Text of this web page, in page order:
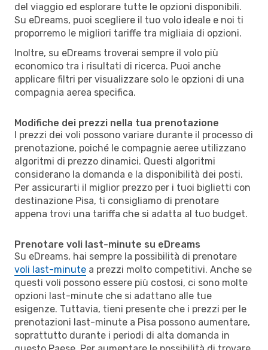
del viaggio ed esplorare tutte le opzioni disponibili.
Su eDreams, puoi scegliere il tuo volo ideale e noi ti
proporremo le migliori tariffe tra migliaia di opzioni.
Inoltre, su eDreams troverai sempre il volo più
economico tra i risultati di ricerca. Puoi anche
applicare filtri per visualizzare solo le opzioni di una
compagnia aerea specifica.
Modifiche dei prezzi nella tua prenotazione
I prezzi dei voli possono variare durante il processo di
prenotazione, poiché le compagnie aeree utilizzano
algoritmi di prezzo dinamici. Questi algoritmi
considerano la domanda e la disponibilità dei posti.
Per assicurarti il miglior prezzo per i tuoi biglietti con
destinazione Pisa, ti consigliamo di prenotare
appena trovi una tariffa che si adatta al tuo budget.
Prenotare voli last-minute su eDreams
Su eDreams, hai sempre la possibilità di prenotare
voli last-minute a prezzi molto competitivi. Anche se
questi voli possono essere più costosi, ci sono molte
opzioni last-minute che si adattano alle tue
esigenze. Tuttavia, tieni presente che i prezzi per le
prenotazioni last-minute a Pisa possono aumentare,
soprattutto durante i periodi di alta domanda in